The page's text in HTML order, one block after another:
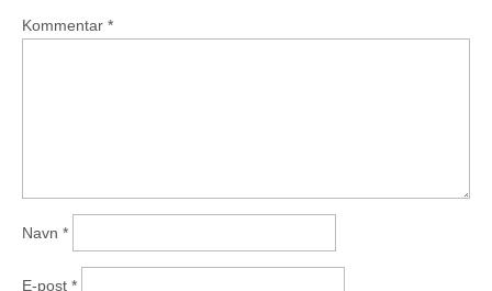
Kommentar *
Navn *
E-post *